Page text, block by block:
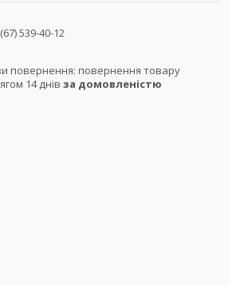
539-40-12
повернення товару
14 днів за домовленістю